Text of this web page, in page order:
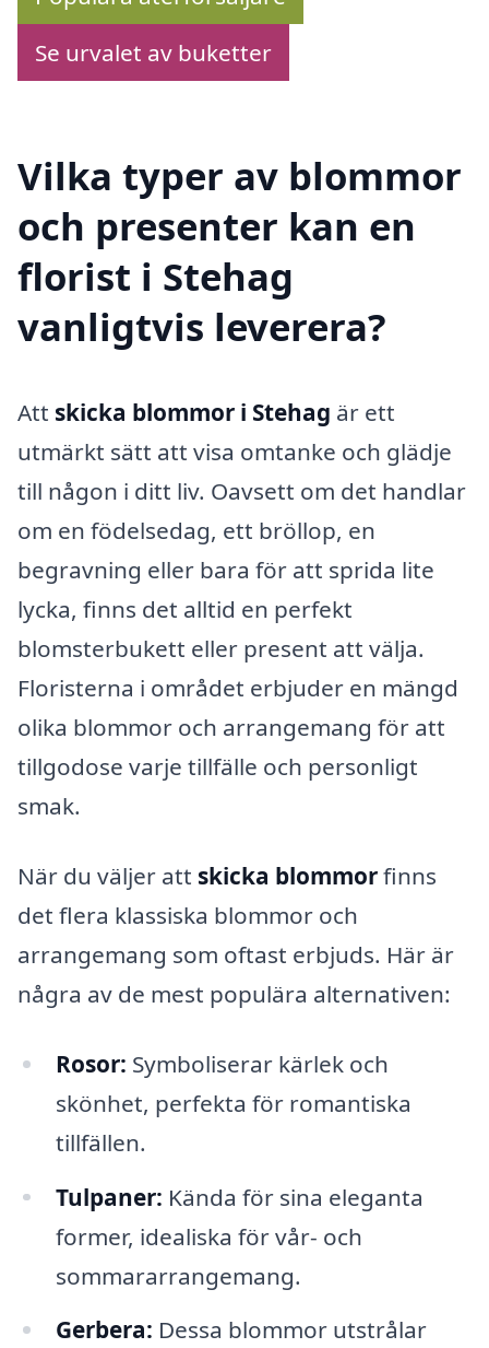
Se urvalet av buketter
Vilka typer av blommor
och presenter kan en
florist i Stehag
vanligtvis leverera?
Att skicka blommor i Stehag är ett
utmärkt sätt att visa omtanke och glädje
till någon i ditt liv. Oavsett om det handlar
om en födelsedag, ett bröllop, en
begravning eller bara för att sprida lite
lycka, finns det alltid en perfekt
blomsterbukett eller present att välja.
Floristerna i området erbjuder en mängd
olika blommor och arrangemang för att
tillgodose varje tillfälle och personligt
smak.
När du väljer att skicka blommorfinns
det flera klassiska blommor och
arrangemang som oftast erbjuds. Här är
några av de mest populära alternativen:
Rosor: Symboliserar kärlek och
skönhet, perfekta för romantiska
tillfällen.
Tulpaner: Kända för sina eleganta
former, idealiska för vår- och
sommararrangemang.
Gerbera: Dessa blommor utstrålar